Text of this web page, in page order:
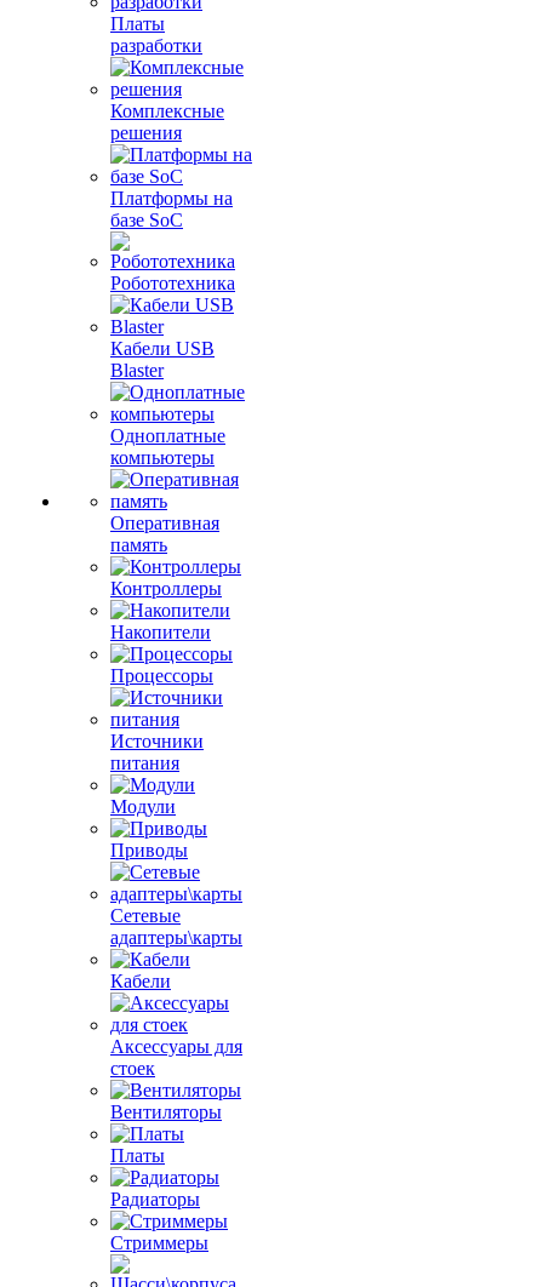
Платы
разработки
Комплексные
решения
Платформы на
базе SoC
Робототехника
Кабели USB
Blaster
Одноплатные
компьютеры
Оперативная
память
Контроллеры
Накопители
Процессоры
Источники
питания
Модули
Приводы
Сетевые
адаптеры\карты
Кабели
Аксессуары для
стоек
Вентиляторы
Платы
Радиаторы
Стриммеры